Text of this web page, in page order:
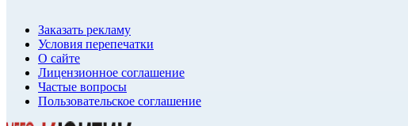
Заказать рекламу
Условия перепечатки
О сайте
Лицензионное соглашение
Частые вопросы
Пользовательское соглашение